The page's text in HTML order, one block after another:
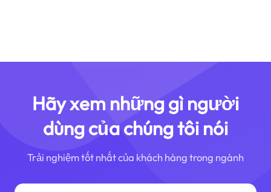
Hãy xem những gì người
dùng của chúng tôi nói
Trải nghiệm tốt nhất của khách hàng trong ngành